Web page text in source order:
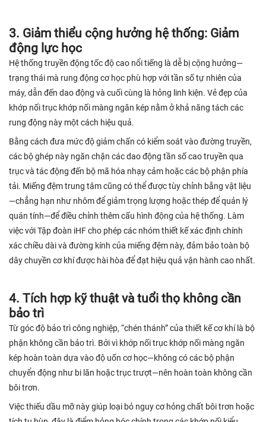
3. Giảm thiểu cộng hưởng hệ thống: Giảm
động lực học
Hệ thống truyền động tốc độ cao nổi tiếng là dễ bị cộng hưởng—
trạng thái mà rung động cơ học phù hợp với tần số tự nhiên của
máy, dẫn đến dao động và cuối cùng là hỏng linh kiện. Vẻ đẹp của
khớp nối trục khớp nối màng ngăn kép nằm ở khả năng tách các
rung động này một cách hiệu quả.
Bằng cách đưa mức độ giảm chấn có kiểm soát vào đường truyền,
các bộ ghép này ngăn chặn các dao động tần số cao truyền qua
trục và tác động đến bộ mã hóa nhạy cảm hoặc các bộ phận phía
tải. Miếng đệm trung tâm cũng có thể được tùy chỉnh bằng vật liệu
—chẳng hạn như nhôm để giảm trọng lượng hoặc thép để quản lý
quán tính—để điều chỉnh thêm cấu hình động của hệ thống. Làm
việc với Tập đoàn iHF cho phép các nhóm thiết kế xác định chính
xác chiều dài và đường kính của miếng đệm này, đảm bảo toàn bộ
dây chuyền cơ khí được hài hòa để đạt hiệu quả vận hành cao nhất.
4. Tích hợp kỹ thuật và tuổi thọ không cần
bảo trì
Từ góc độ bảo trì công nghiệp, “chén thánh” của thiết kế cơ khí là bộ
phận không cần bảo trì. Bởi vì khớp nối trục khớp nối màng ngăn
kép hoàn toàn dựa vào độ uốn cơ học—không có các bộ phận
chuyển động như bi lăn hoặc trục trượt—nên hoàn toàn không cần
bôi trơn.
Việc thiếu dầu mỡ này giúp loại bỏ nguy cơ hỏng chất bôi trơn hoặc